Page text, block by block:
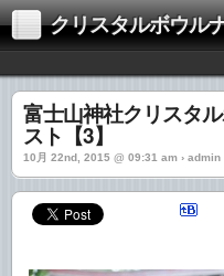
クリスタルボウル
富士山神社クリスタ
スト【3】
10月 22nd, 2015 @ 09:31 am › admin